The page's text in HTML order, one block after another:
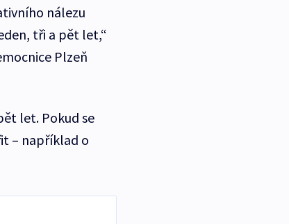
nálezu
tři a pět let,“
Plzeň
let. Pokud se
– například o